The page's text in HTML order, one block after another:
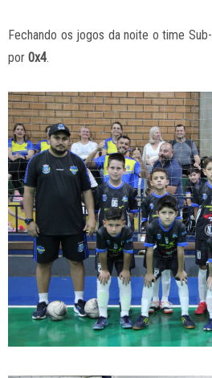
Fechando os jogos da noite o time
por 0x4.